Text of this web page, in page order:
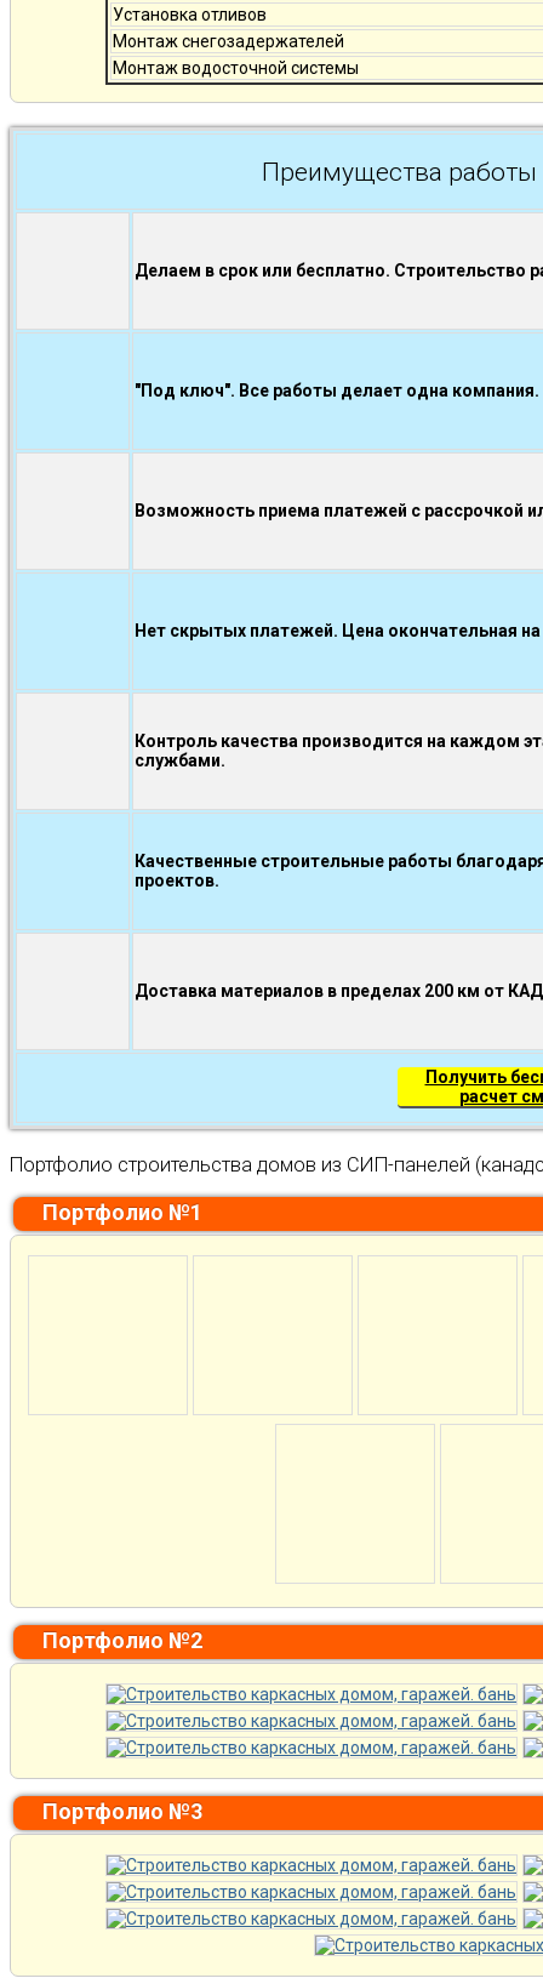
Установка отливов
Монтаж снегозадержателей
Монтаж водосточной системы
Преимущества
Делаем в срок или бесплатно. Строительство
"Под ключ". Все работы делает одна компания.
Возможность приема платежей с рассрочкой
Нет скрытых платежей. Цена окончательная
Контроль качества производится на каждом
службами.
Качественные строительные работы
проектов.
Доставка материалов в пределах 200 км от
Получить
расчет
Портфолио строительства домов из СИП-панелей
Портфолио №1
Портфолио №2
Портфолио №3